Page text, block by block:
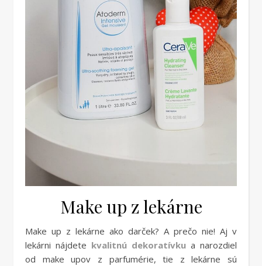
Make up z lekárne
Make up z lekárne ako darček? A prečo nie! Aj v
lekárni nájdete kvalitnú dekoratívku a narozdiel
od make upov z parfumérie, tie z lekárne sú